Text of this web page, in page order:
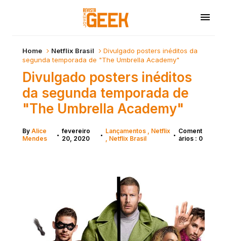
Home Netflix Brasil
Divulgado posters inéditos da
segunda temporada de "The Umbrella Academy"
Divulgado posters inéditos
da segunda temporada de
"The Umbrella Academy"
By Alice
Mendes
• fevereiro
20, 2020
• Lançamentos
Netflix
Netflix Brasil
• Coment
ários : 0